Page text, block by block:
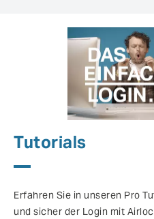
Tutorials
Erfahren Sie in unseren Pro
und sicher der Login mit